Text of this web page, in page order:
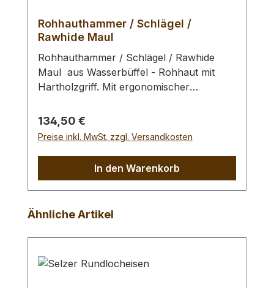
Rohhauthammer / Schlägel /
Rawhide Maul
Rohhauthammer / Schlägel / Rawhide
Maul aus Wasserbüffel - Rohhaut mit
Hartholzgriff. Mit ergonomischer
Ermüdung und exzellentem Schlagbild.
Zum Schlagen von Punziereisen,
Locheisen, Braidingstempeln, usw., runde
schlagabsorbierenden Hammerkopf. -
Profiausführung.Gesamtlänge: 240 mm /
Bei einer Bestellung 1 Stück erhalten Sie
Regulärer Preis:
134,50 €
Preise inkl. MwSt. zzgl. Versandkosten
In den Warenkorb
Produktgalerie überspringen
Ähnliche Artikel